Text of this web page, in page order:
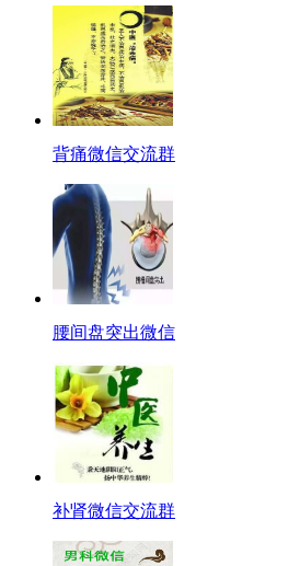
背痛微信交流群
腰间盘突出微信
补肾微信交流群